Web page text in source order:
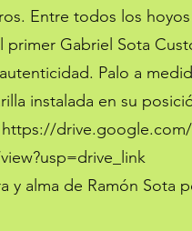
Entre todos los
primer Gabriel Sota
Palo a
instalada en su
https://drive.google.com/
y alma de Ramón Sota